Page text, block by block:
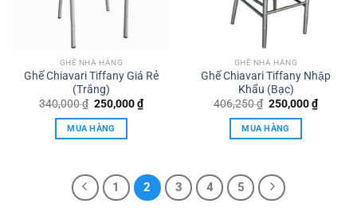
GHẾ NHÀ HÀNG
Ghế Chiavari Tiffany Giá Rẻ
(Trắng)
340,000₫ Giá
là:
340,000 ₫.
250,000₫Giá
hiện
MUA HÀNG
GHẾ NHÀ HÀNG
Ghế Chiavari Tiffany Nhập
Khẩu (Bạc)
406,250₫ Giá
là:
406,250 ₫.
250,000₫Giá
hiện
MUA HÀNG
1 2 3 4 5